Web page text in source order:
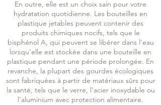
En outre, elle est un choix sain pour votre
hydratation quotidienne. Les bouteilles en
plastique jetables peuvent contenir des
produits chimiques nocifs, tels que le
bisphénol A, qui peuvent se libérer dans l'eau
lorsqu'elle est stockée dans une bouteille en
plastique pendant une période prolongée. En
revanche, la plupart des gourdes écologiques
sont fabriquées à partir de matériaux sûrs pour
la santé, tels que le verre, l'acier inoxydable ou
l'aluminium avec protection alimentaire.